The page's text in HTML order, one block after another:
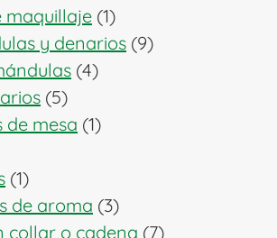
maquillaje 11
producto
y denarios 99
44
55
productos
de mesa 11
11
producto
de aroma 33
productos
collar o cadena 77